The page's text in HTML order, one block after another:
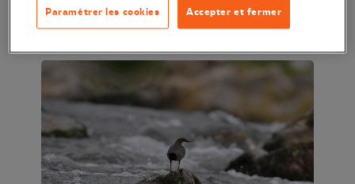
ruche et mieux comprendre le rôle et le travail
remarquable de ces insectes.
Accepter et fermer
Paramétrer les cookies